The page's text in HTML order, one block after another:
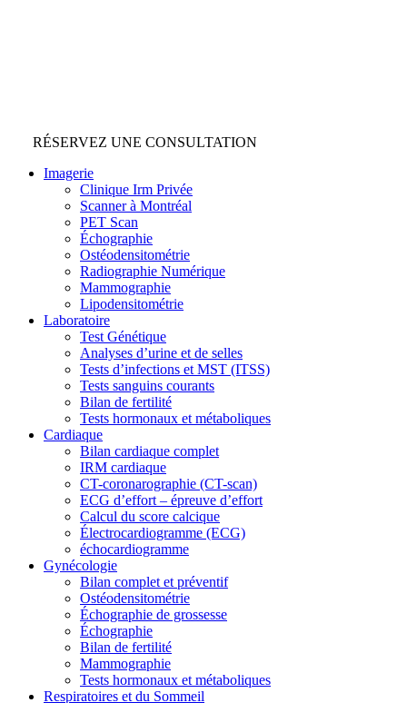
RÉSERVEZ UNE CONSULTATION
Imagerie
Clinique Irm Privée
Scanner à Montréal
PET Scan
Échographie
Ostéodensitométrie
Radiographie Numérique
Mammographie
Lipodensitométrie
Laboratoire
Test Génétique
Analyses d’urine et de selles
Tests d’infections et MST (ITSS)
Tests sanguins courants
Bilan de fertilité
Tests hormonaux et métaboliques
Cardiaque
Bilan cardiaque complet
IRM cardiaque
CT-coronarographie (CT-scan)
ECG d’effort – épreuve d’effort
Calcul du score calcique
Électrocardiogramme (ECG)
échocardiogramme
Gynécologie
Bilan complet et préventif
Ostéodensitométrie
Échographie de grossesse
Échographie
Bilan de fertilité
Mammographie
Tests hormonaux et métaboliques
Respiratoires et du Sommeil